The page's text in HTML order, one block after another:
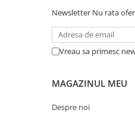
Accesorii Detailing Auto
Pulverizatoare
Pensule şi Perii
Kit-uri Detailing
Newsletter Nu rata
Vreau sa primesc
MAGAZINUL MEU
Despre noi